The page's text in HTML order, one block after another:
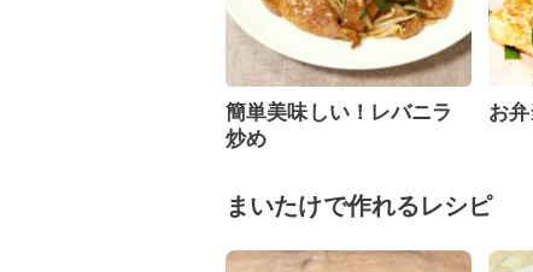
簡単美味しい！レバニラ
炒め
お
まいたけで作れるレシピ